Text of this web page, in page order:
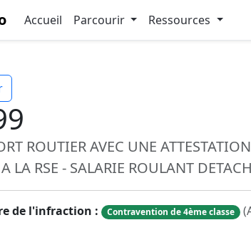
Accueil Parcourir Ressources
ROUTIER AVEC UNE
LA RSE - SALARIE ROULANT
de l'infraction : Contravention de 4ème classe